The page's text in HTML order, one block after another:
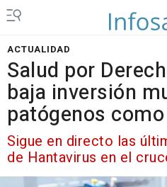
ACTUALIDAD
Salud por
baja inversión
patógenos
Sigue en directo las
de Hantavirus en el